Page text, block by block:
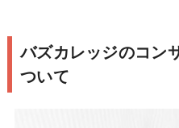
バズカレッジのコン
ついて